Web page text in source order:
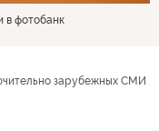
в фотобанк
зарубежных СМИ